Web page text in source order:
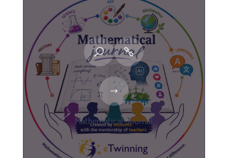
Mathematical Journal